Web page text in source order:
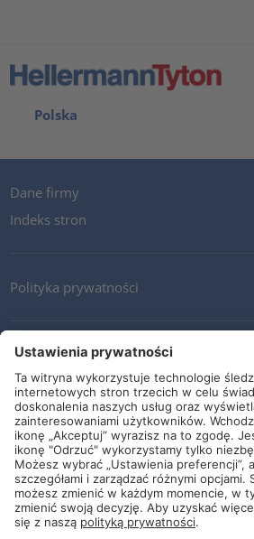
Polska
Dane firmy
Indeks stron
Polityka prywatności
Kontakt
Newsletter
Ogólne warunki i dostawy
Wytyczne i zobowiązania